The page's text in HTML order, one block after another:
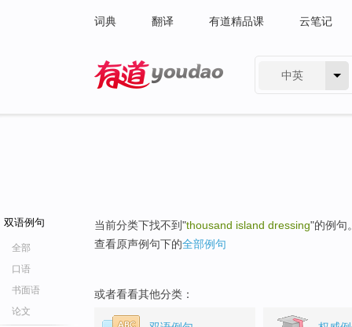
词典 翻译 有道精品课 云笔记
中英
双语例句
全部
口语
书面语
论文
当前分类下找不到"thousand island dressing"的例句
查看原声例句下的全部例句
或者看看其他分类：